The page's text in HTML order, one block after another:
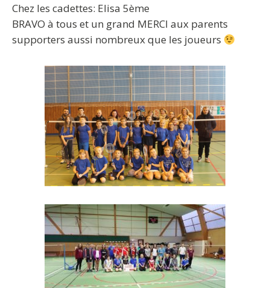
Chez les cadettes: Elisa 5ème
BRAVO à tous et un grand MERCI aux parents
supporters aussi nombreux que les joueurs